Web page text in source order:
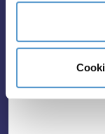
Outils et